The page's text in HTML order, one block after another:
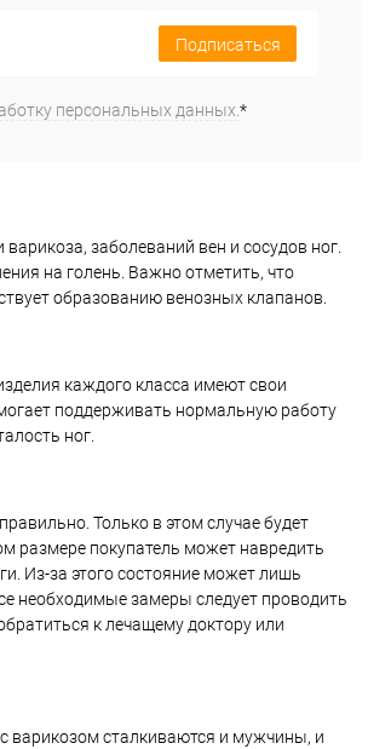
В избранноеПодписаться
персональных данных. *
заболеваний вен и сосудов ног.
на голень. Важно отметить, что
образованию венозных клапанов.
каждого класса имеют свои
поддерживать нормальную работу
ног.
Только в этом случае будет
размере покупатель может навредить
Из-за этого состояние может лишь
необходимые замеры следует проводить
к лечащему доктору или
варикозом сталкиваются и мужчины, и